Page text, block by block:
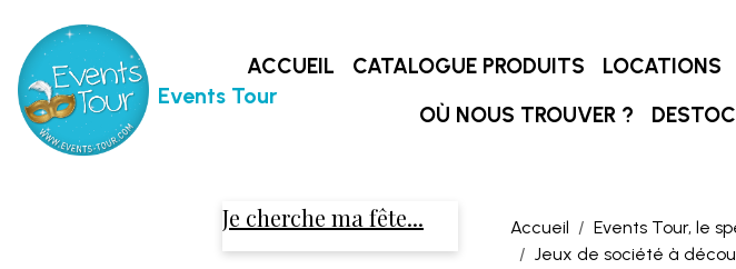
Events Tour
ACCUEIL CATALOGUE PRODUITS LOCATIONS
OÙ NOUS TROUVER ?
Accueil
Events Tour, le
Jeux de société à
Je cherche ma fête...